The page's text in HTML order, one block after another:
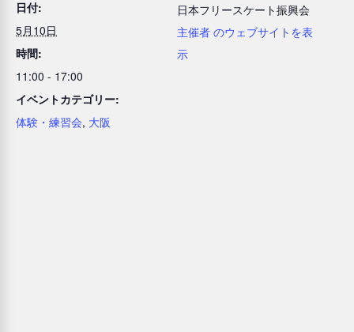
日付:
5月10日
時間:
11:00 - 17:00
イベントカテゴリー:
体験・練習会, 大阪
日本フリースケート振興会
主催者 のウェブサイトを表
示